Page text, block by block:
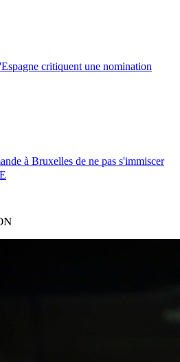
critiquent une nomination
à Bruxelles de ne pas s'immiscer